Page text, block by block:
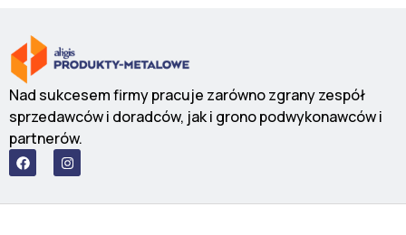
Nad sukcesem firmy pracuje zarówno zgrany zespół
sprzedawców i doradców, jak i grono podwykonawców i
partnerów.
F
a
c
b
I
n
s
a